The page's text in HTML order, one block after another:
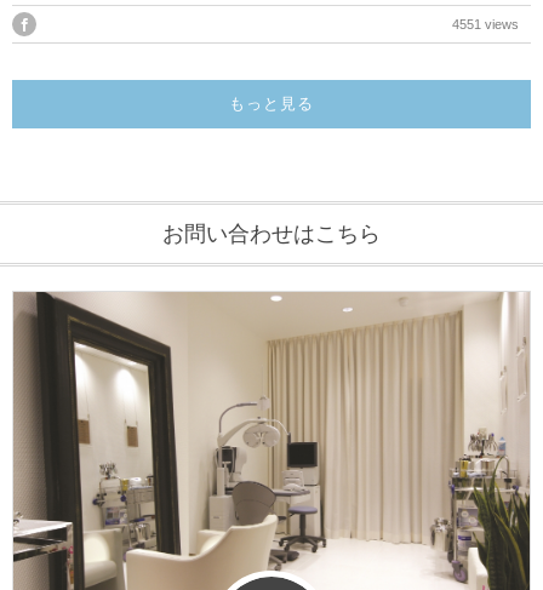
4551 views
もっと見る
お問い合わせはこちら